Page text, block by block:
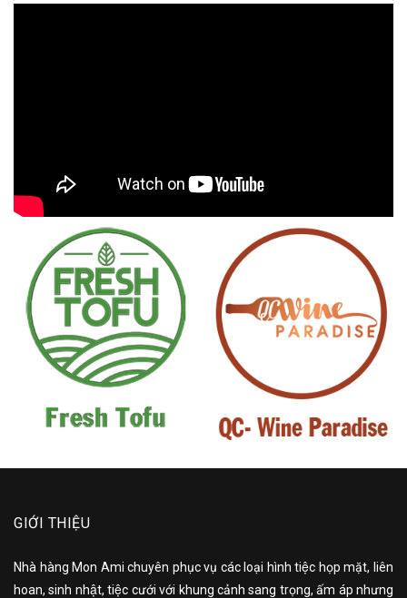
GIỚI THIỆU
Nhà hàng Mon Ami chuyên phục vụ các loại hình tiệc họp mặt, liên
hoan, sinh nhật, tiệc cưới với khung cảnh sang trọng, ấm áp nhưng